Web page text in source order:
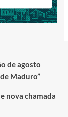
de agosto
Maduro”
nova chamada